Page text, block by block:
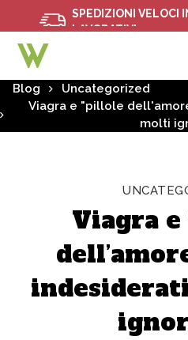
SPEDIZIONI VELOCI IN 2-3
LAVORATIVI
Blog
Uncategorized
Viagra e "pillole
molti
Viagra